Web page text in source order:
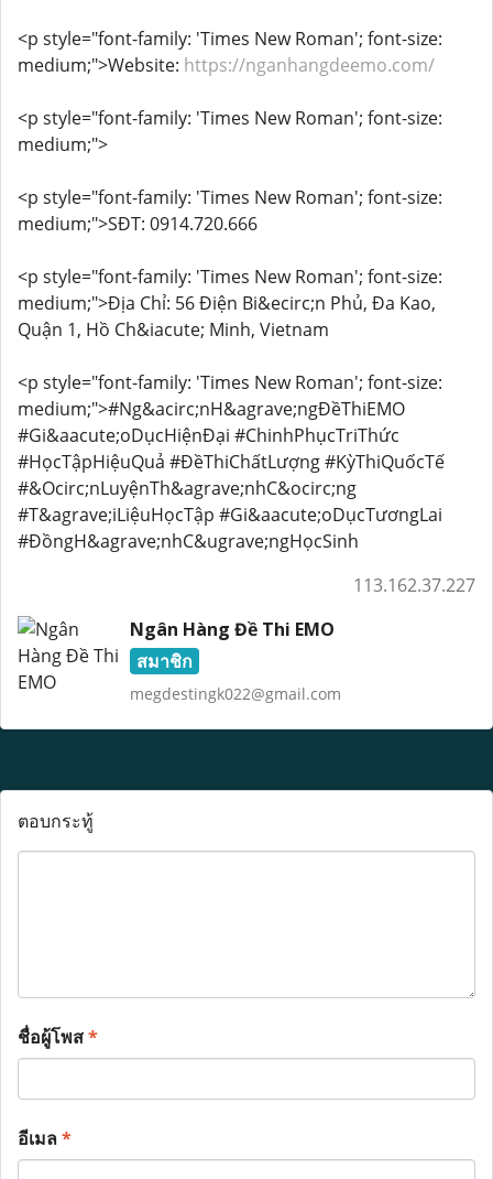
<p style="font-family: 'Times New Roman'; font-size:
medium;">Website: https://nganhangdeemo.com/
<p style="font-family: 'Times New Roman'; font-size:
medium;">
<p style="font-family: 'Times New Roman'; font-size:
medium;">SĐT: 0914.720.666
<p style="font-family: 'Times New Roman'; font-size:
medium;">Địa Chỉ: 56 Điện Bi&ecirc;n Phủ, Đa Kao,
Quận 1, Hồ Ch&iacute; Minh, Vietnam
<p style="font-family: 'Times New Roman'; font-size:
medium;">#Ng&acirc;nH&agrave;ngĐềThiEMO
#Gi&aacute;oDụcHiệnĐại #ChinhPhụcTriThức
#HọcTậpHiệuQuả #ĐềThiChấtLượng #KỳThiQuốcTế
#&Ocirc;nLuyệnTh&agrave;nhC&ocirc;ng
#T&agrave;iLiệuHọcTập #Gi&aacute;oDụcTươngLai
#ĐồngH&agrave;nhC&ugrave;ngHọcSinh
113.162.37.227
Ngân Hàng Đề Thi EMO
สมาชิก
megdestingk022@gmail.com
ตอบกระทู้
ชื่อผู้โพส*
อีเมล*